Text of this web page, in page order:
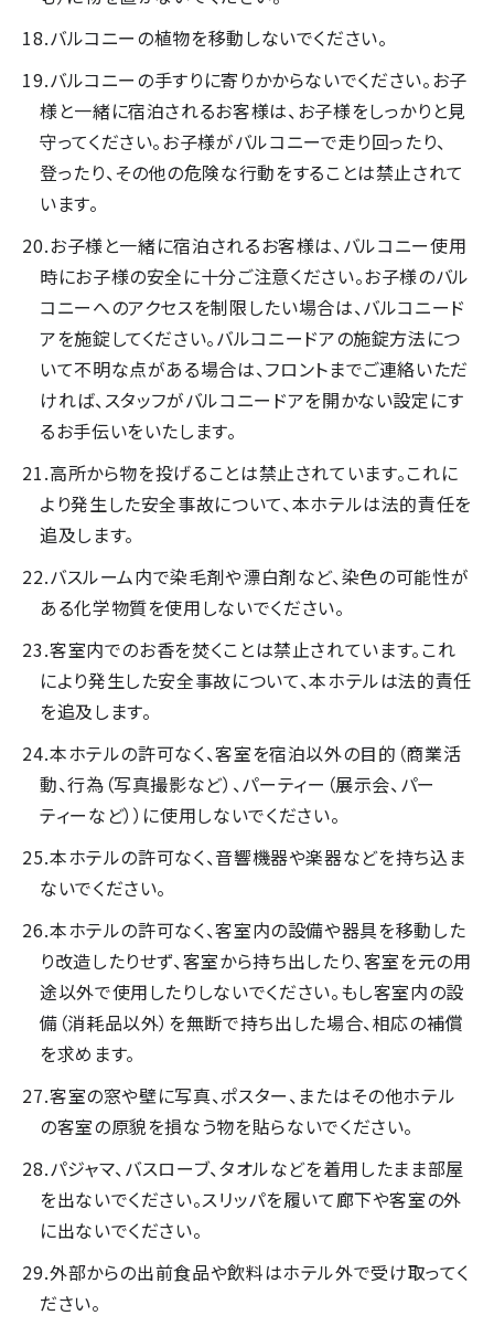
バルコニーの植物を移動しないでください。
バルコニーの手すりに寄りかからないでください。お子
様と一緒に宿泊されるお客様は、お子様をしっかりと見
守ってください。お子様がバルコニーで走り回ったり、
登ったり、その他の危険な行動をすることは禁止されて
います。
お子様と一緒に宿泊されるお客様は、バルコニー使用
時にお子様の安全に十分ご注意ください。お子様のバル
コニーへのアクセスを制限したい場合は、バルコニード
アを施錠してください。バルコニードアの施錠方法につ
いて不明な点がある場合は、フロントまでご連絡いただ
ければ、スタッフがバルコニードアを開かない設定にす
るお手伝いをいたします。
高所から物を投げることは禁止されています。これに
より発生した安全事故について、本ホテルは法的責任を
追及します。
バスルーム内で染毛剤や漂白剤など、染色の可能性が
ある化学物質を使用しないでください。
客室内でのお香を焚くことは禁止されています。これ
により発生した安全事故について、本ホテルは法的責任
を追及します。
本ホテルの許可なく、客室を宿泊以外の目的（商業活
動、行為（写真撮影など）、パーティー（展示会、パー
ティーなど））に使用しないでください。
本ホテルの許可なく、音響機器や楽器などを持ち込ま
ないでください。
本ホテルの許可なく、客室内の設備や器具を移動した
り改造したりせず、客室から持ち出したり、客室を元の用
途以外で使用したりしないでください。もし客室内の設
備（消耗品以外）を無断で持ち出した場合、相応の補償
を求めます。
客室の窓や壁に写真、ポスター、またはその他ホテル
の客室の原貌を損なう物を貼らないでください。
パジャマ、バスローブ、タオルなどを着用したまま部屋
を出ないでください。スリッパを履いて廊下や客室の外
に出ないでください。
外部からの出前食品や飲料はホテル外で受け取ってく
ださい。